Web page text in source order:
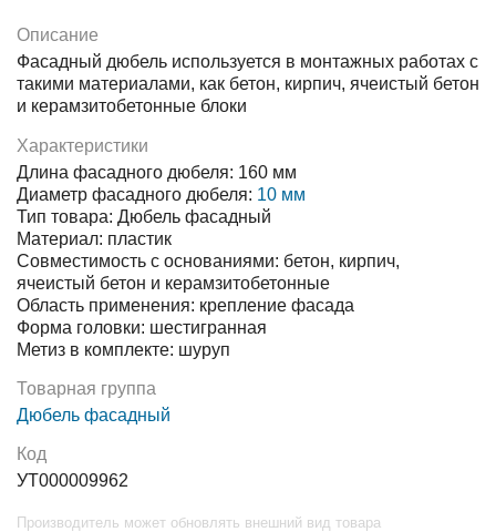
Описание
Фасадный дюбель используется в монтажных работах с
такими материалами, как бетон, кирпич, ячеистый бетон
и керамзитобетонные блоки
Характеристики
Длина фасадного дюбеля: 160 мм
Диаметр фасадного дюбеля: 10 мм
Тип товара: Дюбель фасадный
Материал: пластик
Совместимость с основаниями: бетон, кирпич,
ячеистый бетон и керамзитобетонные
Область применения: крепление фасада
Форма головки: шестигранная
Метиз в комплекте: шуруп
Товарная группа
Дюбель фасадный
Код
УТ000009962
Производитель может обновлять внешний вид товара